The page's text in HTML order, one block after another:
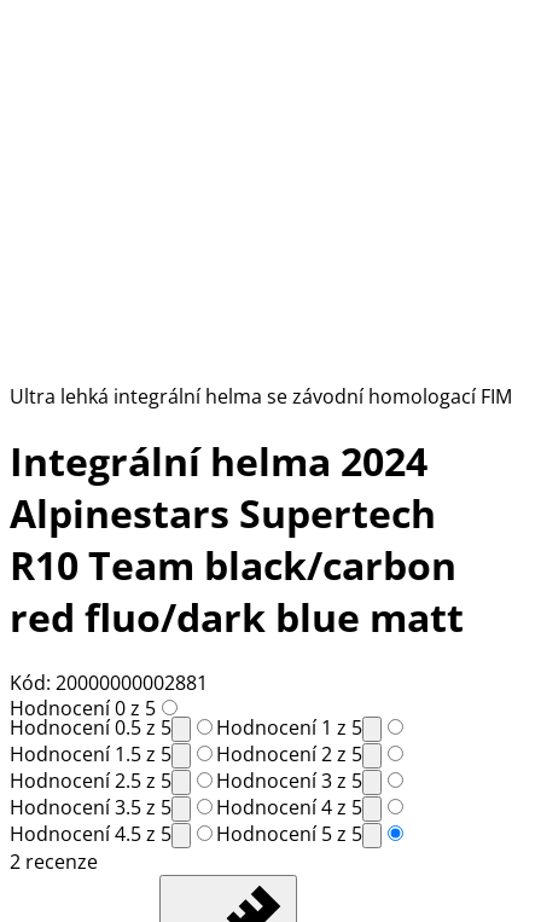
Ultra lehká integrální helma se závodní homologací FIM
Integrální helma 2024
Alpinestars Supertech
R10 Team black/carbon
red fluo/dark blue matt
Kód: 20000000002881
Hodnocení 0 z 5
Hodnocení 0.5 z 5
Hodnocení 1 z 5
Hodnocení 1.5 z 5
Hodnocení 2 z 5
Hodnocení 2.5 z 5
Hodnocení 3 z 5
Hodnocení 3.5 z 5
Hodnocení 4 z 5
Hodnocení 4.5 z 5
Hodnocení 5 z 5
2 recenze